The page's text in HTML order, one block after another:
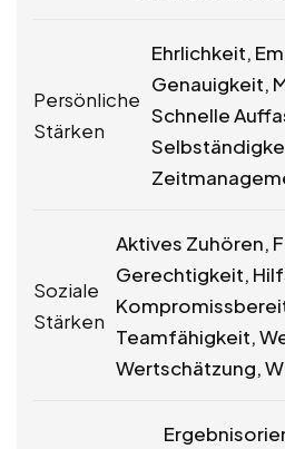
Persönliche
Stärken
Ehrlichkeit,
Genauigkeit,
Schnelle
Soziale
Stärken
Aktives Zuhören,
Gerechtigkeit,
Teamfähigkeit,
Wertschätzung,